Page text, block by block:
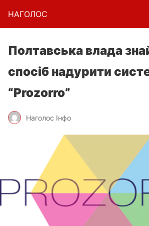
НАГОЛОC
Полтавська влада
спосіб надурити
“Prozorro”
Наголос Інфо